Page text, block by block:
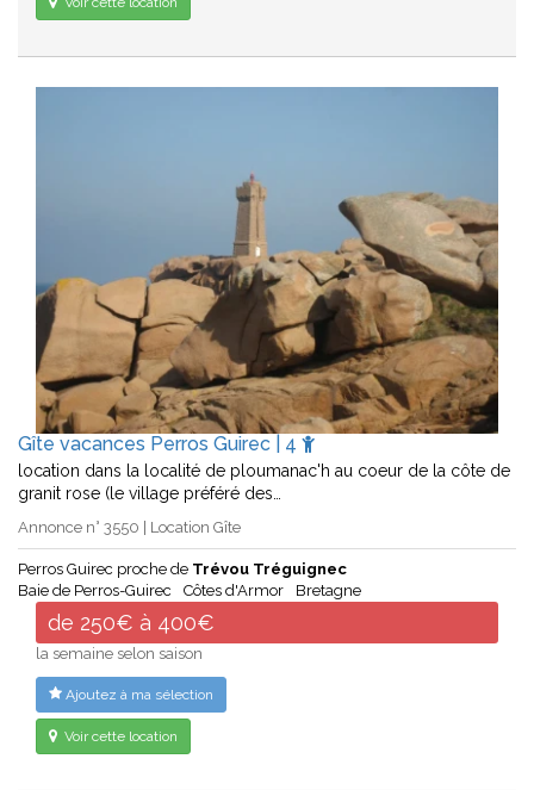
Gîte vacances Perros Guirec | 4
location dans la localité de ploumanac'h au coeur de la côte de
granit rose (le village préféré des…
Annonce n° 3550 | Location Gîte
Perros Guirec proche de Trévou Tréguignec
Baie de Perros-Guirec
Côtes d'Armor Bretagne
de 250€ à 400€
la semaine selon saison
Ajoutez à ma sélection
Voir cette location